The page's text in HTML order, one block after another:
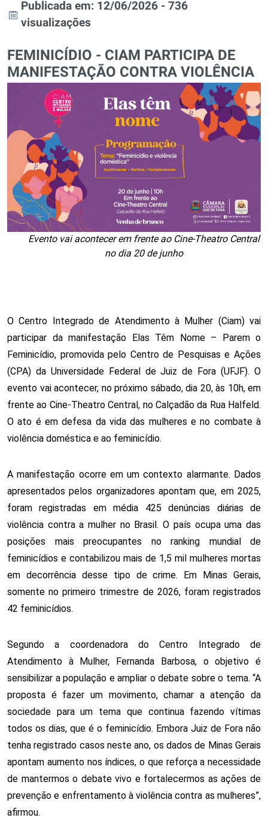
Publicada em: 12/06/2026 - 736
visualizações
FEMINICÍDIO - CIAM PARTICIPA DE
MANIFESTAÇÃO CONTRA VIOLÊNCIA
Evento vai acontecer em frente ao Cine-Theatro Central
no dia 20 de junho
O Centro Integrado de Atendimento à Mulher (Ciam) vai
participar da manifestação Elas Têm Nome – Parem o
Feminicídio, promovida pelo Centro de Pesquisas e Ações
(CPA) da Universidade Federal de Juiz de Fora (UFJF). O
evento vai acontecer, no próximo sábado, dia 20, às 10h, em
frente ao Cine-Theatro Central, no Calçadão da Rua Halfeld.
O ato é em defesa da vida das mulheres e no combate à
violência doméstica e ao feminicídio.
A manifestação ocorre em um contexto alarmante. Dados
apresentados pelos organizadores apontam que, em 2025,
foram registradas em média 425 denúncias diárias de
violência contra a mulher no Brasil. O país ocupa uma das
posições mais preocupantes no ranking mundial de
feminicídios e contabilizou mais de 1,5 mil mulheres mortas
em decorrência desse tipo de crime. Em Minas Gerais,
somente no primeiro trimestre de 2026, foram registrados
42 feminicídios.
Segundo a coordenadora do Centro Integrado de
Atendimento à Mulher, Fernanda Barbosa, o objetivo é
sensibilizar a população e ampliar o debate sobre o tema. “A
proposta é fazer um movimento, chamar a atenção da
sociedade para um tema que continua fazendo vítimas
todos os dias, que é o feminicídio. Embora Juiz de Fora não
tenha registrado casos neste ano, os dados de Minas Gerais
apontam aumento nos índices, o que reforça a necessidade
de mantermos o debate vivo e fortalecermos as ações de
prevenção e enfrentamento à violência contra as mulheres”,
afirmou.